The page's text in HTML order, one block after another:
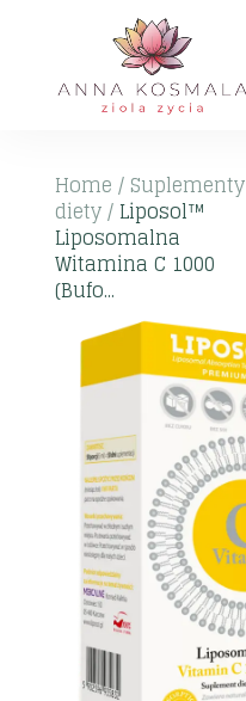
Home / Suplementy
diety/ Liposol™
Liposomalna
Witamina C 1000
(Bufo...